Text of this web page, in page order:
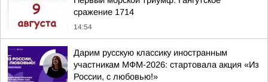
сражение 1714
14:54
Дарим русскую классику иностранным
участникам МФМ-2026: стартовала акция «Из
России, с любовью!»